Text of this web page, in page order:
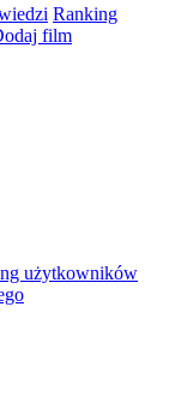
Ranking
film
użytkowników